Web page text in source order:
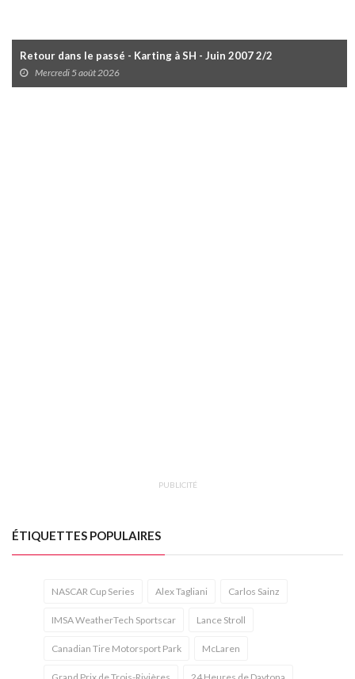
Retour dans le passé - Karting à SH - Juin 2007 2/2
Mercredi 5 août 2026
PUBLICITÉ
ÉTIQUETTES POPULAIRES
NASCAR Cup Series Alex Tagliani Carlos Sainz
IMSA WeatherTech Sportscar Lance Stroll
Canadian Tire Motorsport Park McLaren